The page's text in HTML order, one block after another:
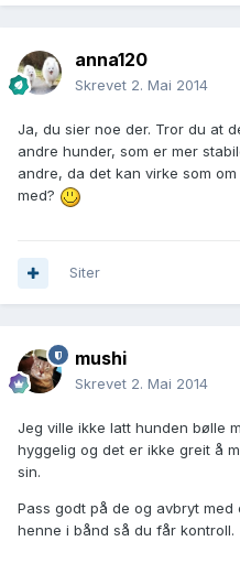
anna120
Skrevet 2. Mai 2014
Ja, du sier noe der. Tror du at
andre hunder, som er mer
andre, da det kan virke som
med?
Siter
mushi
Skrevet 2. Mai 2014
Jeg ville ikke latt hunden bølle
hyggelig og det er ikke greit å
sin.
Pass godt på de og avbryt
henne i bånd så du får kontroll.